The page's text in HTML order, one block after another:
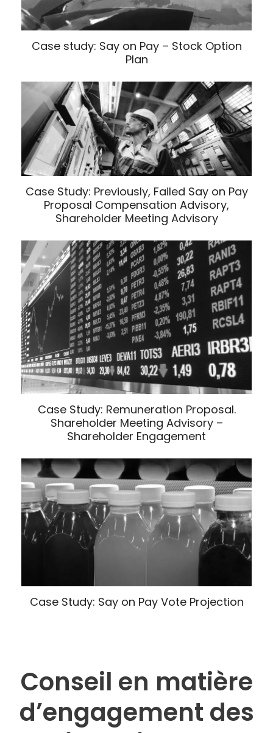
Case study: Say on Pay – Stock Option
Plan
Case Study: Previously, Failed Say on Pay
Proposal Compensation Advisory,
Shareholder Meeting Advisory
Case Study: Remuneration Proposal.
Shareholder Meeting Advisory –
Shareholder Engagement
Case Study: Say on Pay Vote Projection
Conseil en matière
d’engagement des